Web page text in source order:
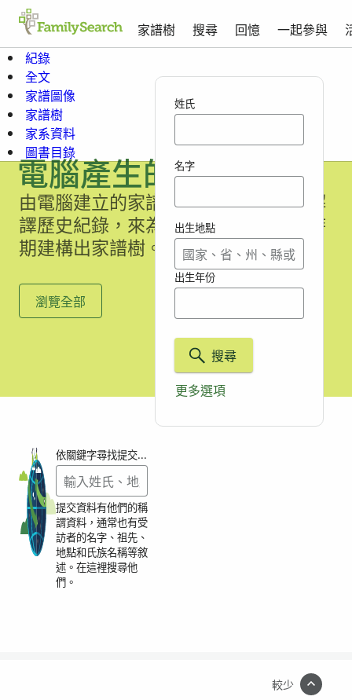
家譜樹 搜尋 回憶 一起參與
紀錄
全文
家譜圖像
家譜樹
家系資料
圖書目錄
電腦產生的家譜樹
由電腦建立的家譜樹收藏紀錄，電腦解
譯歷史紀錄，來為某個特定的地點和時
期建構出家譜樹。
瀏覽全部
姓氏
名字
出生地點
出生年份
搜尋
更多選項
依關鍵字尋找提交資料
提交資料有他們的稱
謂資料，通常也有受
訪者的名字、祖先、
地點和氏族名稱等敘
述。在這裡搜尋他
們。
較少